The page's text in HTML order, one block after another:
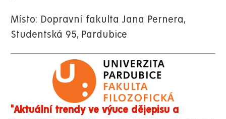
Místo: Dopravní fakulta Jana Pernera,
Studentská 95, Pardubice
"Aktuální trendy ve výuce dějepisu a